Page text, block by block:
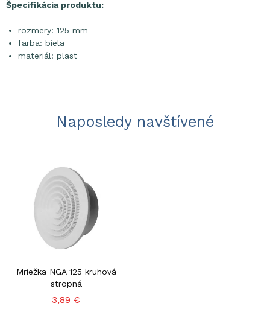
Špecifikácia produktu:
rozmery: 125 mm
farba: biela
materiál: plast
Naposledy navštívené
Mriežka NGA 125 kruhová
stropná
3,89 €